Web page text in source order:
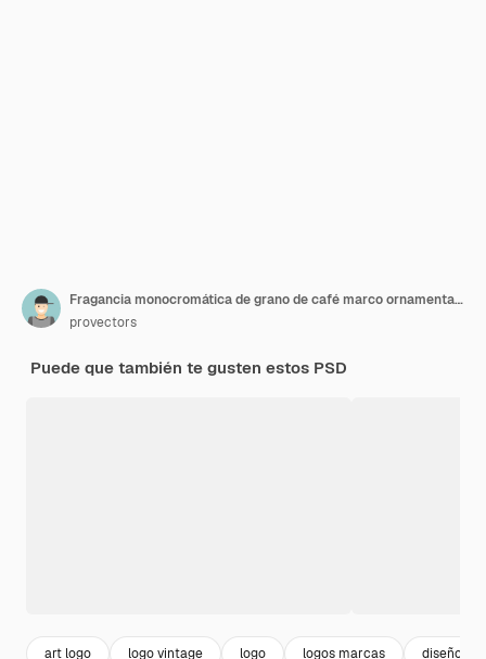
Fragancia monocromática de grano de café marco ornamental vintage plantilla de diseño de logotipo
provectors
Puede que también te gusten estos PSD
art logo logo vintage logo logos marcas diseño